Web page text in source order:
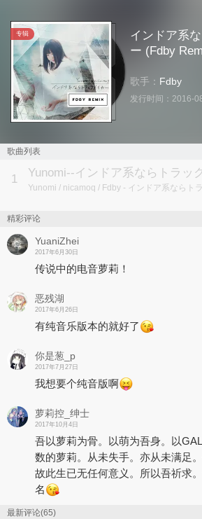
专辑
インドア系
ー (Fdby
歌手： Fdby
发行时间： 2016-
歌曲列表
1
Yunomi / nicamoq / Fdby - インドア系ならトラッ
精彩评论
YuaniZhei
2017年6月30日
传说中的电音萝莉！
恶残湖
2017年6月26日
有纯音乐版本的就好了
你是葱_p
2017年7月27日
我想要个纯音版啊
萝莉控_绅士
2017年10月4日
吾以萝莉为骨。以萌为吾身。以
数的萝莉。从未失手。亦从未满足
故此生已无任何意义。所以吾祈求
名
最新评论(65)